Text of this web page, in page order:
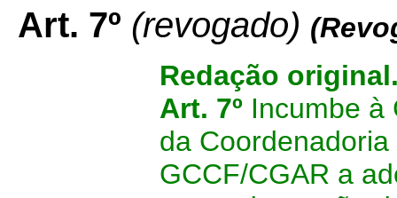
Art. 7º (revogado)
Redação
Art. 7º Incumbe à
da
GCCF/CGAR a